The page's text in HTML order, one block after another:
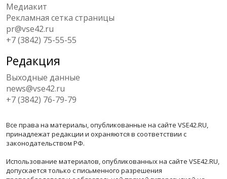
Медиакит
Рекламная сетка страницы
pr@vse42.ru
+7 (3842) 75-55-55
Редакция
Выходные данные
news@vse42.ru
+7 (3842) 76-79-79
Все права на материалы, опубликованные на сайте VSE42.RU,
принадлежат редакции и охраняются в соответствии с
законодательством РФ.
Использование материалов, опубликованных на сайте VSE42.RU,
допускается только с письменного разрешения